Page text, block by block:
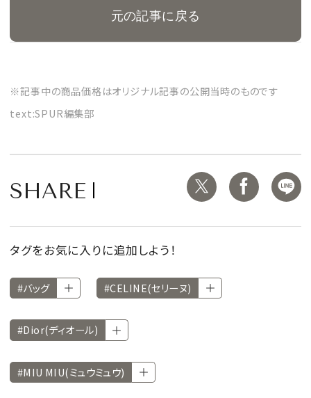
元の記事に戻る
※記事中の商品価格はオリジナル記事の公開当時のものです
text:SPUR編集部
SHARE
タグをお気に入りに追加しよう！
#バッグ #CELINE(セリーヌ)
#Dior(ディオール)
#MIU MIU(ミュウミュウ)